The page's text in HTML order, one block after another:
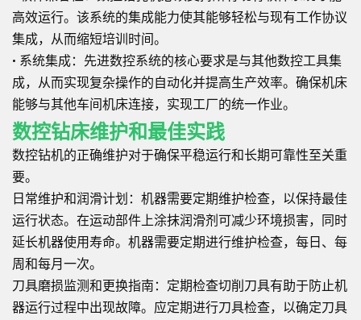
高效运行。该系统的集成能力使其能够轻松与现有工作协议
集成，从而缩短培训时间。
• 系统集成：先进数控系统的核心要求是与其他数控工具集
成，从而实现复杂操作的自动化并提高生产效率。确保机床
能够与其他车间机床连接，实现工厂的统一作业。
数控钻床维护和最佳实践
数控钻机的正确维护对于确保平稳运行和长期可靠性至关重
要。
日常维护和润滑计划：机器需要定期维护检查，以保持最佳
运行状态。在运动部件上涂抹润滑剂可减少环境损害，同时
延长机器使用寿命。机器需要定期进行维护检查，每日、每
周和每月一次。
刀具磨损监测和更换指南：定期检查切削刀具有助于防止机
器运行过程中出现故障。应定期进行刀具检查，以确定刀具